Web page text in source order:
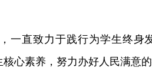
一直致力于践行为学生终身
心素养，努力办好人民满意的